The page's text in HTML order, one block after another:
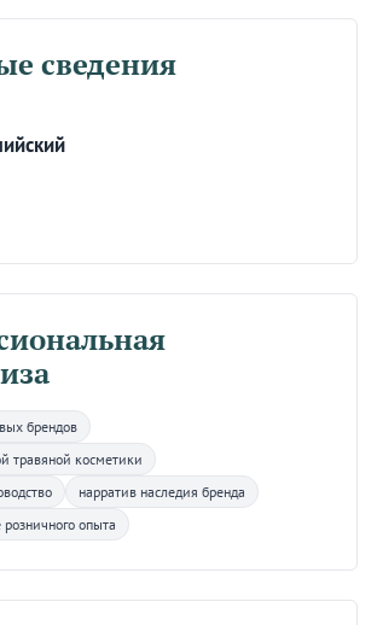
сведения
брендов
травяной косметики
нарратив наследия бренда
опыта